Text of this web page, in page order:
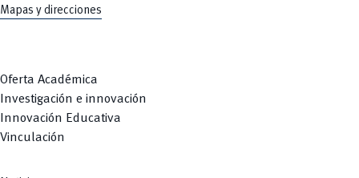
Mapas y direcciones
Oferta Académica
Investigación e innovación
Innovación Educativa
Vinculación